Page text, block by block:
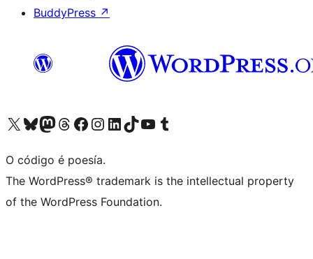
BuddyPress ↗
Visita la cuenta de X (anteriormente Twitter)
Visita a nosa conta de Bluesky
Visita a nosa conta de Mastodon
Visita a nosa conta de Threads
Visita a nosa páxina de Facebook
Visita a nosa conta de Instagram
Visita a nosa conta de LinkedIn
Visita a nosa conta de TikTok
Visita a nosa canle de YouTube
Visita a nosa conta de Tumblr
O código é poesía.
The WordPress® trademark is the intellectual property
of the WordPress Foundation.